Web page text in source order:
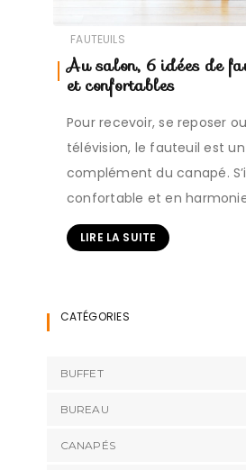
FAUTEUILS
Au salon, 6 idées de
et confortables
Pour recevoir, se reposer
télévision, le fauteuil est
complément du canapé.
confortable et en
LIRE LA SUITE
CATÉGORIES
BUFFET
BUREAU
CANAPÉS